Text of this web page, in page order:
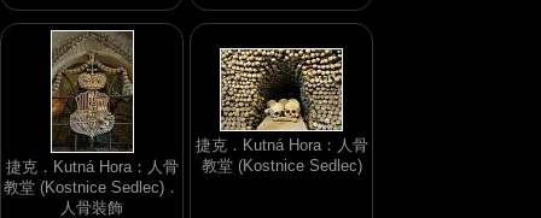
捷克．Kutná Hora：人骨
教堂 (Kostnice Sedlec)．
人骨裝飾
捷克．Kutná Hora：人骨
教堂 (Kostnice Sedlec)